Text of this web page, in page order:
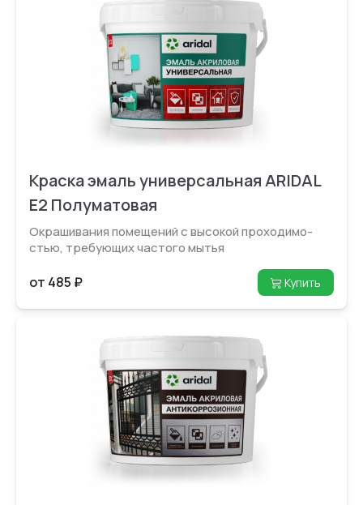
Краска эмаль универсальная ARIDAL
E2 Полуматовая
Окрашивания помещений с высокой проходимо­
стью, требующих частого мытья
от 485 ₽ Купить